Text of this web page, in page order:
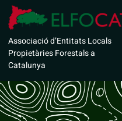
Associació d’Entitats Locals
Propietàries Forestals a
Catalunya